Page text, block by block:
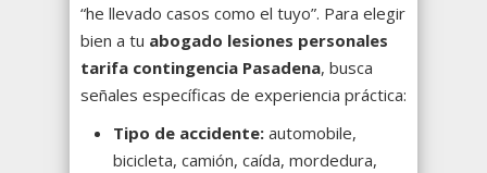
“he llevado casos como el tuyo”. Para elegir
bien a tu abogado lesiones personales
tarifa contingencia Pasadena, busca
señales específicas de experiencia práctica:
Tipo de accidente: automobile,
bicicleta, camión, caída, mordedura,